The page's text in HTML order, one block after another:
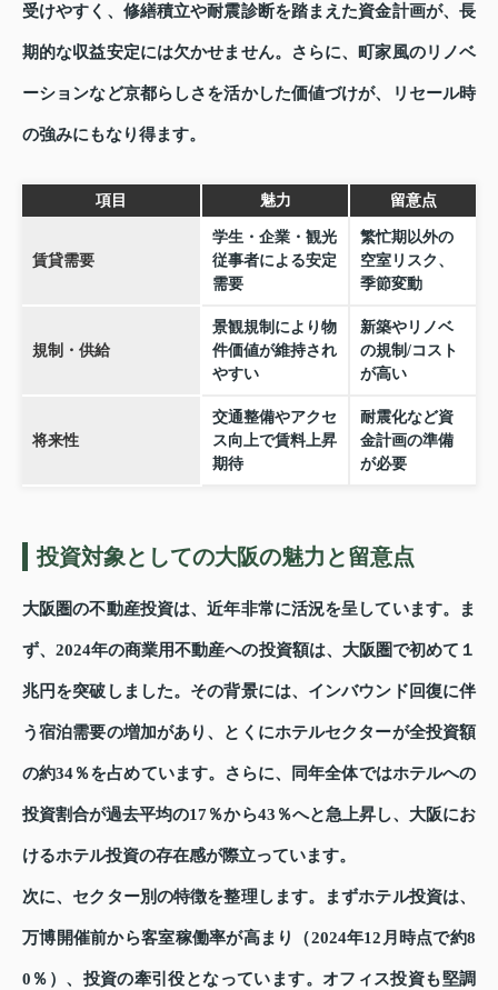
受けやすく、修繕積立や耐震診断を踏まえた資金計画が、長
期的な収益安定には欠かせません。さらに、町家風のリノベ
ーションなど京都らしさを活かした価値づけが、リセール時
の強みにもなり得ます。
項目 魅力 留意点
賃貸需要
学生・企業・観光
従事者による安定
需要
繁忙期以外の
空室リスク、
季節変動
規制・供給
景観規制により物
件価値が維持され
やすい
新築やリノベ
の規制/コスト
が高い
将来性
交通整備やアクセ
ス向上で賃料上昇
期待
耐震化など資
金計画の準備
が必要
投資対象としての大阪の魅力と留意点
大阪圏の不動産投資は、近年非常に活況を呈しています。ま
ず、2024年の商業用不動産への投資額は、大阪圏で初めて１
兆円を突破しました。その背景には、インバウンド回復に伴
う宿泊需要の増加があり、とくにホテルセクターが全投資額
の約34％を占めています。さらに、同年全体ではホテルへの
投資割合が過去平均の17％から43％へと急上昇し、大阪にお
けるホテル投資の存在感が際立っています。
次に、セクター別の特徴を整理します。まずホテル投資は、
万博開催前から客室稼働率が高まり（2024年12月時点で約8
0％）、投資の牽引役となっています。オフィス投資も堅調